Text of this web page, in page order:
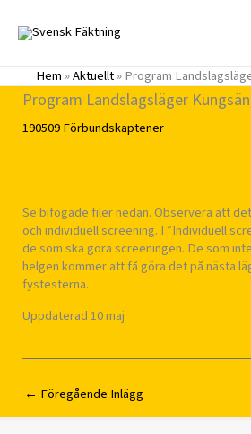
innehåll
Hem»Aktuellt»Program
Program Landslagsläger
190509Förbundskaptener
Se bifogade filer nedan. Observera att
och individuell screening. I ”Individuell
de som ska göra screeningen. De som
helgen kommer att få göra det på nästa
fystesterna.
Uppdaterad 10 maj
← Föregående Inlägg